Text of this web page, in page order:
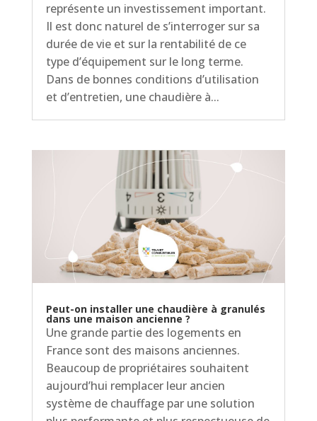
représente un investissement important.
Il est donc naturel de s’interroger sur sa
durée de vie et sur la rentabilité de ce
type d’équipement sur le long terme.
Dans de bonnes conditions d’utilisation
et d’entretien, une chaudière à...
Peut-on installer une chaudière à granulés
dans une maison ancienne ?
Une grande partie des logements en
France sont des maisons anciennes.
Beaucoup de propriétaires souhaitent
aujourd’hui remplacer leur ancien
système de chauffage par une solution